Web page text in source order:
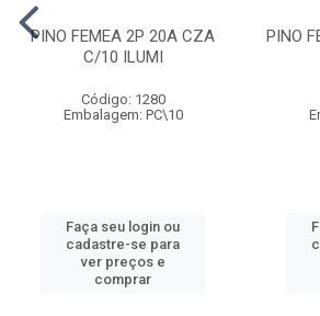
PINO FEMEA 2P 20A CZA
C/10 ILUMI
Código: 1280
Embalagem: PC\10
Faça seu login ou
cadastre-se para
ver preços e
comprar
PINO